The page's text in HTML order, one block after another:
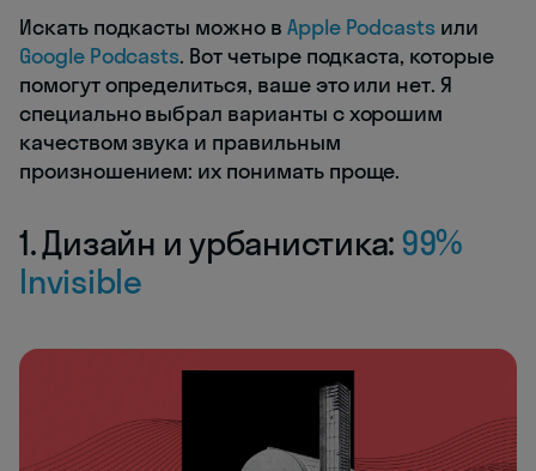
Искать подкасты можно в Apple Podcasts или
Google Podcasts. Вот четыре подкаста, которые
помогут определиться, ваше это или нет. Я
специально выбрал варианты с хорошим
качеством звука и правильным
произношением: их понимать проще.
1. Дизайн и урбанистика: 99%
Invisible